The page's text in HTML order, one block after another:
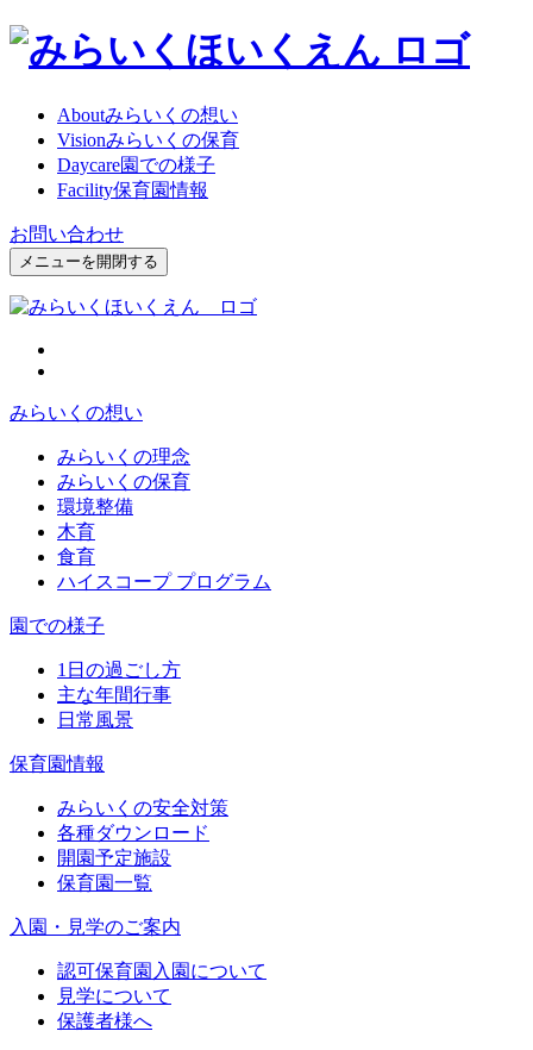
Aboutみらいくの想い
Visionみらいくの保育
Daycare園での様子
Facility保育園情報
お問い合わせ
メニューを開閉する
みらいくの想い
みらいくの理念
みらいくの保育
環境整備
木育
食育
ハイスコープ プログラム
園での様子
1日の過ごし方
主な年間行事
日常風景
保育園情報
みらいくの安全対策
各種ダウンロード
開園予定施設
保育園一覧
入園・見学のご案内
認可保育園入園について
見学について
保護者様へ